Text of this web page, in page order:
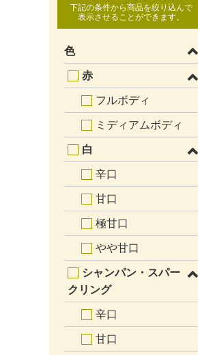
下記の条件から商品を絞り込んで
表示させることができます。
色
赤
フルボディ
ミディアムボディ
白
辛口
甘口
極甘口
やや甘口
シャンパン・スパー
クリング
辛口
甘口